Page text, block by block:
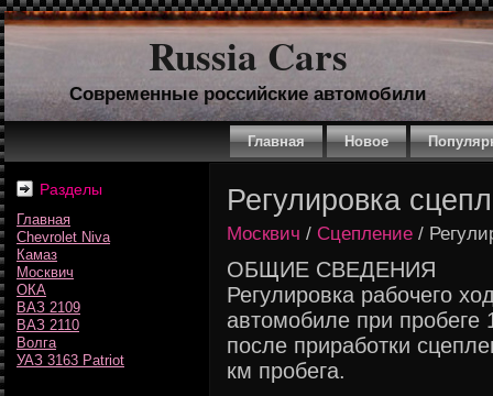
Russia Cars
Современные российские автомобили
Главная Новое
Разделы
Главная
Chevrolet Niva
Камаз
Москвич
ОКА
ВАЗ 2109
ВАЗ 2110
Волга
УАЗ 3163 Patriot
Регулировка
Москвич / Сцепление /
ОБЩИЕ СВЕДЕНИЯ
Регулировка рабочего
автомобиле при пробеге
после приработки
км пробега.